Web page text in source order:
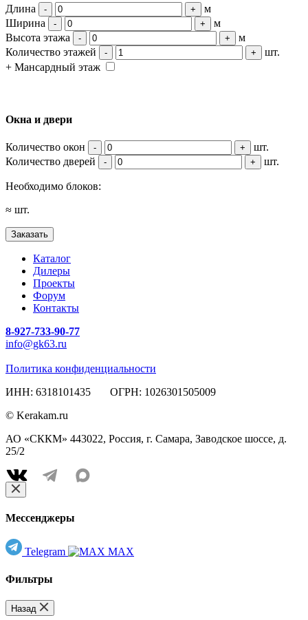
Длина - +
м
Ширина
- +
м
Высота этажа
- +
м
Количество этажей
- +
шт.
+ Мансардный этаж
Окна и двери
Количество окон - +
шт.
Количество дверей
- + шт.
Необходимо блоков:
≈ шт.
Заказать
Каталог
Дилеры
Проекты
Форум
Контакты
8-927-733-90-77
info@gk63.ru
Политика конфиденциальности
ИНН: 6318101435 ОГРН: 1026301505009
© Kerakam.ru
АО «СККМ» 443022, Россия, г. Самара, Заводское шоссе, д.
25/2
Мессенджеры
Telegram MAX
Фильтры
Назад